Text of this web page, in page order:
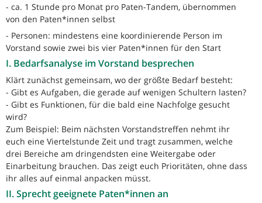
- ca. 1 Stunde pro Monat pro Paten-Tandem, übernommen
von den Paten*innen selbst
- Personen: mindestens eine koordinierende Person im
Vorstand sowie zwei bis vier Paten*innen für den Start
I. Bedarfsanalyse im Vorstand besprechen
Klärt zunächst gemeinsam, wo der größte Bedarf besteht:
- Gibt es Aufgaben, die gerade auf wenigen Schultern lasten?
- Gibt es Funktionen, für die bald eine Nachfolge gesucht
wird?
Zum Beispiel: Beim nächsten Vorstandstreffen nehmt ihr
euch eine Viertelstunde Zeit und tragt zusammen, welche
drei Bereiche am dringendsten eine Weitergabe oder
Einarbeitung brauchen. Das zeigt euch Prioritäten, ohne dass
ihr alles auf einmal anpacken müsst.
II. Sprecht geeignete Paten*innen an